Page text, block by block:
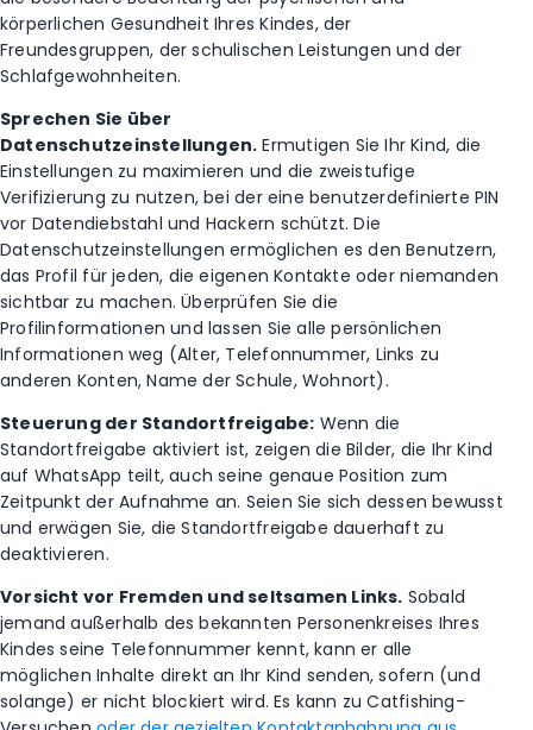
körperlichen Gesundheit Ihres Kindes, der
Freundesgruppen, der schulischen Leistungen und der
Schlafgewohnheiten.
Sprechen Sie über
Datenschutzeinstellungen. Ermutigen Sie Ihr Kind, die
Einstellungen zu maximieren und die zweistufige
Verifizierung zu nutzen, bei der eine benutzerdefinierte PIN
vor Datendiebstahl und Hackern schützt. Die
Datenschutzeinstellungen ermöglichen es den Benutzern,
das Profil für jeden, die eigenen Kontakte oder niemanden
sichtbar zu machen. Überprüfen Sie die
Profilinformationen und lassen Sie alle persönlichen
Informationen weg (Alter, Telefonnummer, Links zu
anderen Konten, Name der Schule, Wohnort).
Steuerung der Standortfreigabe: Wenn die
Standortfreigabe aktiviert ist, zeigen die Bilder, die Ihr Kind
auf WhatsApp teilt, auch seine genaue Position zum
Zeitpunkt der Aufnahme an. Seien Sie sich dessen bewusst
und erwägen Sie, die Standortfreigabe dauerhaft zu
deaktivieren.
Vorsicht vor Fremden und seltsamen Links. Sobald
jemand außerhalb des bekannten Personenkreises Ihres
Kindes seine Telefonnummer kennt, kann er alle
möglichen Inhalte direkt an Ihr Kind senden, sofern (und
solange) er nicht blockiert wird. Es kann zu Catfishing-